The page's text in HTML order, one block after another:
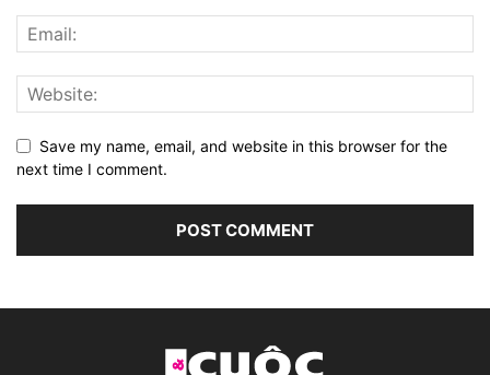
Save my name, email, and website in this browser for the
next time I comment.